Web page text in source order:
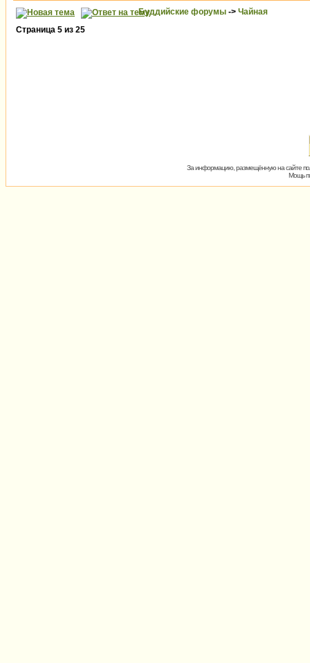
Буддийские форумы -> Чайная
Страница 5 из 25
За информацию, размещённую на сайте
Мощь